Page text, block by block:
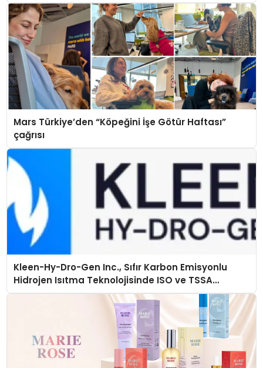
Mars Türkiye’den “Köpeğini İşe Götür Haftası”
çağrısı
Kleen-Hy-Dro-Gen Inc., Sıfır Karbon Emisyonlu
Hidrojen Isıtma Teknolojisinde ISO ve TSSA
Düzenleyici Onaylarını Aldı